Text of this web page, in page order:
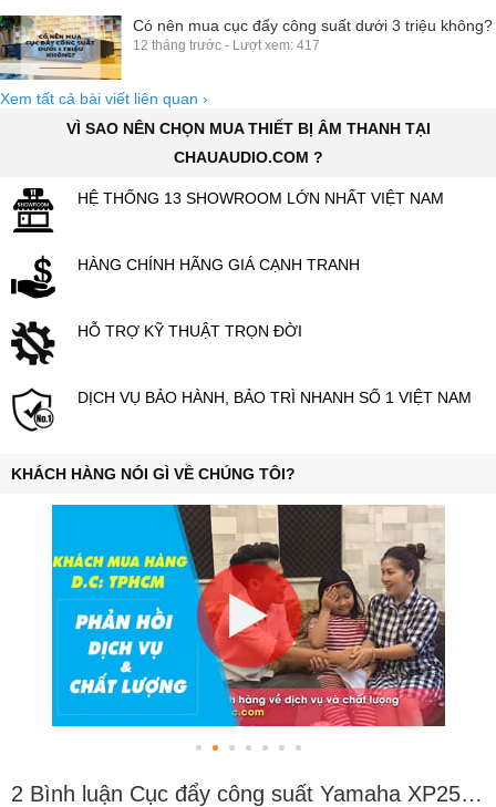
Có nên mua cục đẩy công suất dưới 3 triệu không?
12 tháng trước - Lượt xem: 417
Xem tất cả bài viết liên quan ›
VÌ SAO NÊN CHỌN MUA THIẾT BỊ ÂM THANH TẠI
CHAUAUDIO.COM ?
HỆ THỐNG 13 SHOWROOM LỚN NHẤT VIỆT NAM
HÀNG CHÍNH HÃNG GIÁ CẠNH TRANH
HỖ TRỢ KỸ THUẬT TRỌN ĐỜI
DỊCH VỤ BẢO HÀNH, BẢO TRÌ NHANH SỐ 1 VIỆT NAM
KHÁCH HÀNG NÓI GÌ VỀ CHÚNG TÔI?
2 Bình luận Cục đẩy công suất Yamaha XP2500 (2CHx250W)